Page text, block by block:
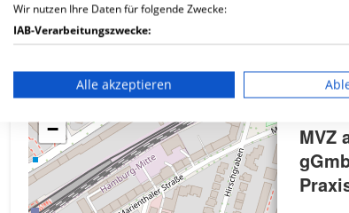
Karte
MVZ
+
−
Wir nutzen Ihre Daten für folgende Zwecke:
IAB-Verarbeitungszwecke:
Verwendung reduzierter Daten zur Auswahl von
Erstellung von Profilen für personalisierte Werbung
Verwendung von Profilen zur Auswahl
Erstellung von Profilen zur Personalisierung von
Alle akzeptieren